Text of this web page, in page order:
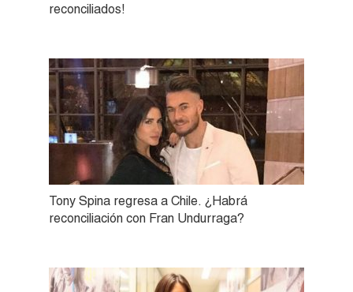
reconciliados!
Tony Spina regresa a Chile. ¿Habrá
reconciliación con Fran Undurraga?